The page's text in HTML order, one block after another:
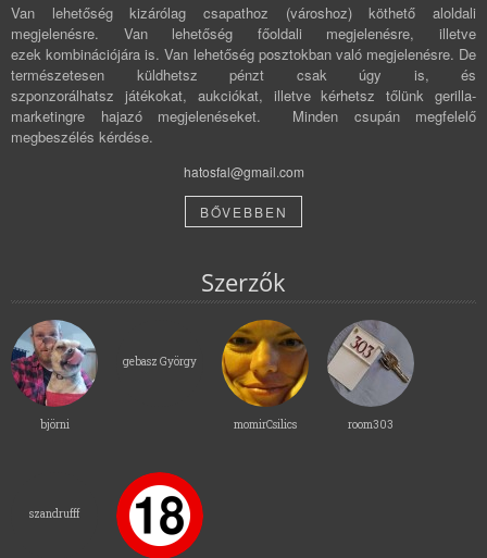
Van lehetőség kizárólag csapathoz (városhoz) köthető aloldali
megjelenésre. Van lehetőség főoldali megjelenésre, illetve
ezek kombinációjára is. Van lehetőség posztokban való megjelenésre. De
természetesen küldhetsz pénzt csak úgy is, és
szponzorálhatsz játékokat, aukciókat, illetve kérhetsz tőlünk gerilla-
marketingre hajazó megjelenéseket. Minden csupán megfelelő
megbeszélés kérdése.
hatosfal@gmail.com
BŐVEBBEN
Szerzők
björni
gebasz György
momirCsilics room303
szandrufff